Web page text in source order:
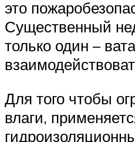
это
Существенный
только один –
Для того чтобы
влаги,